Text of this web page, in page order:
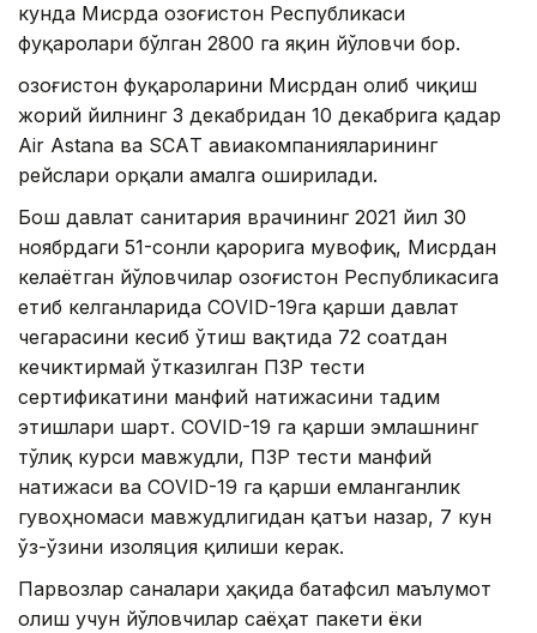
кунда Мисрда Қозоғистон Республикаси
фуқаролари бўлган 2800 га яқин йўловчи бор.
Қозоғистон фуқароларини Мисрдан олиб чиқиш
жорий йилнинг 3 декабридан 10 декабрига қадар
Air Astana ва SCAТ авиакомпанияларининг
рейслари орқали амалга оширилади.
Бош давлат санитария врачининг 2021 йил 30
ноябрдаги 51-сонли қарорига мувофиқ, Мисрдан
келаётган йўловчилар Қозоғистон Республикасига
етиб келганларида CОVID-19га қарши давлат
чегарасини кесиб ўтиш вақтида 72 соатдан
кечиктирмай ўтказилган ПЗР тести
сертификатини манфий натижасини тадим
этишлари шарт. CОVID-19 га қарши эмлашнинг
тўлиқ курси мавжудли, ПЗР тести манфий
натижаси ва CОVID-19 га қарши емланганлик
гувоҳномаси мавжудлигидан қатъи назар, 7 кун
ўз-ўзини изоляция қилиши керак.
Парвозлар саналари ҳақида батафсил маълумот
олиш учун йўловчилар саёҳат пакети ёки